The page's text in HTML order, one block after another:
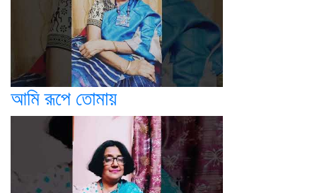
আমি রূপে তোমায়